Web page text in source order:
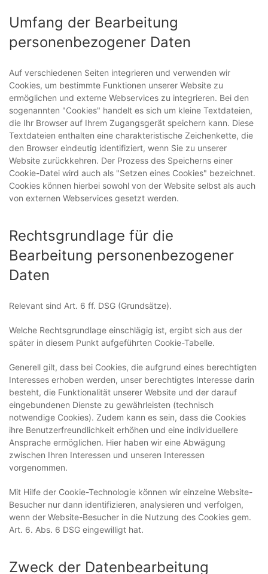
Umfang der Bearbeitung
personenbezogener Daten
Auf verschiedenen Seiten integrieren und verwenden wir
Cookies, um bestimmte Funktionen unserer Website zu
ermöglichen und externe Webservices zu integrieren. Bei den
sogenannten "Cookies" handelt es sich um kleine Textdateien,
die Ihr Browser auf Ihrem Zugangsgerät speichern kann. Diese
Textdateien enthalten eine charakteristische Zeichenkette, die
den Browser eindeutig identifiziert, wenn Sie zu unserer
Website zurückkehren. Der Prozess des Speicherns einer
Cookie-Datei wird auch als "Setzen eines Cookies" bezeichnet.
Cookies können hierbei sowohl von der Website selbst als auch
von externen Webservices gesetzt werden.
Rechtsgrundlage für die
Bearbeitung personenbezogener
Daten
Relevant sind Art. 6 ff. DSG (Grundsätze).
Welche Rechtsgrundlage einschlägig ist, ergibt sich aus der
später in diesem Punkt aufgeführten Cookie-Tabelle.
Generell gilt, dass bei Cookies, die aufgrund eines berechtigten
Interesses erhoben werden, unser berechtigtes Interesse darin
besteht, die Funktionalität unserer Website und der darauf
eingebundenen Dienste zu gewährleisten (technisch
notwendige Cookies). Zudem kann es sein, dass die Cookies
ihre Benutzerfreundlichkeit erhöhen und eine individuellere
Ansprache ermöglichen. Hier haben wir eine Abwägung
zwischen Ihren Interessen und unseren Interessen
vorgenommen.
Mit Hilfe der Cookie-Technologie können wir einzelne Website-
Besucher nur dann identifizieren, analysieren und verfolgen,
wenn der Website-Besucher in die Nutzung des Cookies gem.
Art. 6. Abs. 6 DSG eingewilligt hat.
Zweck der Datenbearbeitung